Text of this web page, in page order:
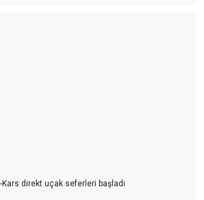
Kars direkt uçak seferleri başladı